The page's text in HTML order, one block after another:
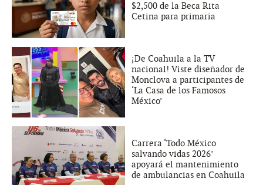
$2,500 de la Beca Rita
Cetina para primaria
¡De Coahuila a la TV
nacional! Viste diseñador de
Monclova a participantes de
‘La Casa de los Famosos
México’
Carrera ‘Todo México
salvando vidas 2026’
apoyará el mantenimiento
de ambulancias en Coahuila